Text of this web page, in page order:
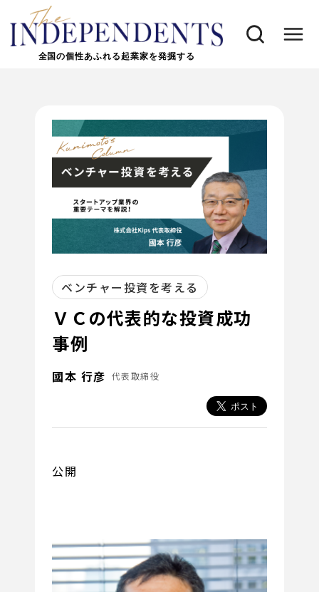
全国の個性あふれる起業家を発掘する
ベンチャー投資を考える
ＶＣの代表的な投資成功
事例
國本 行彦 代表取締役
公開